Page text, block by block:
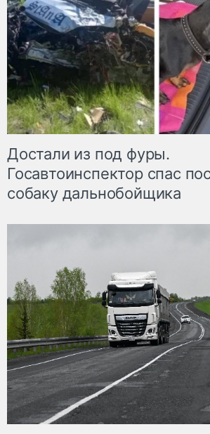
Достали из под фуры.
Госавтоинспектор спас
собаку дальнобойщика